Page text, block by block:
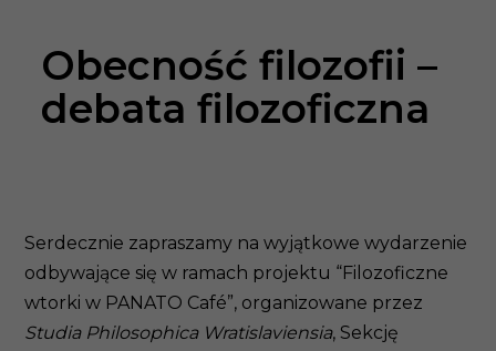
Obecność filozofii –
debata filozoficzna
Serdecznie zapraszamy na wyjątkowe wydarzenie
odbywające się w ramach projektu “Filozoficzne
wtorki w PANATO Café”, organizowane przez
Studia Philosophica Wratislaviensia, Sekcję